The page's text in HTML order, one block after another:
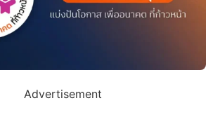
Advertisement